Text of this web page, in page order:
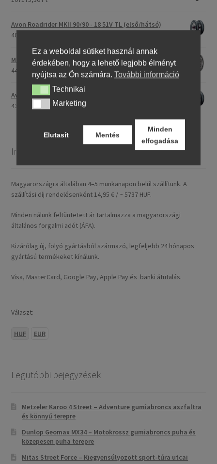
Avon Roadrider MKII 90/90 - 18 51V TL (első/hátsó)
40707,26 Ft
Maxxis M-6011 170/80 - 15 77H TL (hátsó gumi)
44661,23 Ft
Avon Roadrider MKII 110/80 - 18 (58V) TL (első/hátsó)
43719,11 Ft
Információ
Magyarországra általában 4–5 munkanapon belül szállítunk. A
szállítási díj rendelésenként 14,95 € / ~ 5737 HUF.
Minden nálunk feltüntetett ár tartalmazza a magyarországi
általános forgalmi adót (ÁFA).
Kizárólag új, folyó gyártásból származó, legfeljebb 24 hónapos
gyártású termékeket kínálunk.
Visa, MasterCard, Google Pay, Apple Pay és banki átutalás.
Választ:
HUF EUR
Legutóbbi bejegyzések
Metzeler Karoo 4 Street – Adventure gumiabroncs aszfaltra
és könnyű terepre
Dunlop Geomax MX34 – Motokrossz gumiabroncs puha és
közepesen puha terepre
Mitas Street Force – Kiegyensúlyozott sport-túra utcai
Ez a weboldal sütiket használ annak
érdekében, hogy a lehető legjobb élményt
nyújtsa az Ön számára. További információ
TechnikaiTechnikai
MarketingMarketing
Elutasít Mentés
Minden
elfogadása